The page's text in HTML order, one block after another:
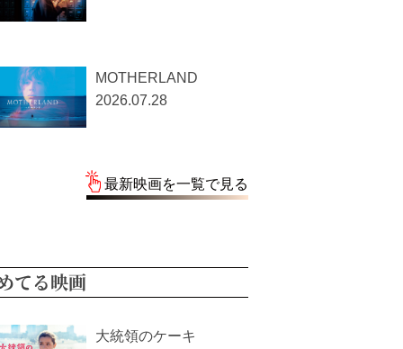
MOTHERLAND
2026.07.28
最新映画を一覧で見る
てる映画
大統領のケーキ